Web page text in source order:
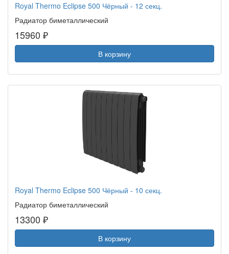
Royal Thermo Eclipse 500 Чёрный - 12 секц.
Радиатор биметаллический
15960 ₽
В корзину
Royal Thermo Eclipse 500 Чёрный - 10 секц.
Радиатор биметаллический
13300 ₽
В корзину